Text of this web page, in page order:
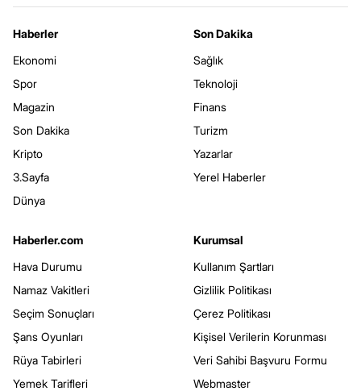
Haberler
Ekonomi
Spor
Magazin
Son Dakika
Kripto
3.Sayfa
Dünya
Son Dakika
Sağlık
Teknoloji
Finans
Turizm
Yazarlar
Yerel Haberler
Haberler.com
Hava Durumu
Namaz Vakitleri
Seçim Sonuçları
Şans Oyunları
Rüya Tabirleri
Yemek Tarifleri
Kurumsal
Kullanım Şartları
Gizlilik Politikası
Çerez Politikası
Kişisel Verilerin Korunması
Veri Sahibi Başvuru Formu
Webmaster